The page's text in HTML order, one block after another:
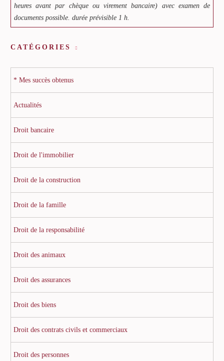
heures avant par chèque ou virement bancaire) avec examen de
documents possible. durée prévisible 1 h.
CATÉGORIES
* Mes succès obtenus
Actualités
Droit bancaire
Droit de l'immobilier
Droit de la construction
Droit de la famille
Droit de la responsabilité
Droit des animaux
Droit des assurances
Droit des biens
Droit des contrats civils et commerciaux
Droit des personnes